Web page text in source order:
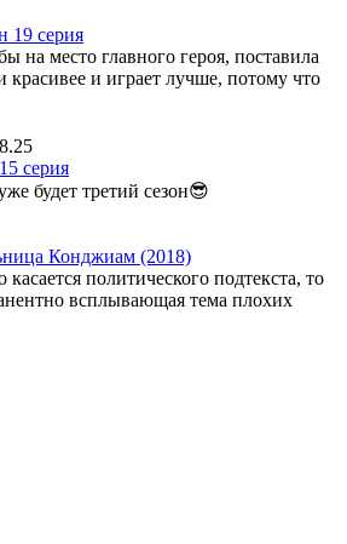
19 серия
на место главного героя, поставила
красивее и играет лучше, потому что
серия
будет третий сезон😎
Конджиам (2018)
политического подтекста, то
всплывающая тема плохих